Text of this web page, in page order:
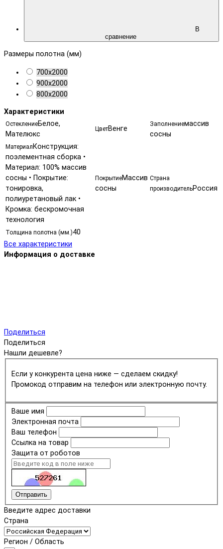
В
сравнение
Размеры полотна (мм)
700х2000
900х2000
800х2000
Характеристики
ОстеклениеБелое,
Мателюкс
ЦветВенге
Заполнениемассив
сосны
Материал Конструкция:
поэлементная сборка •
Материал: 100% массив
сосны • Покрытие:
тонировка,
полиуретановый лак •
Кромка: бескромочная
технология
ПокрытиеМассив
сосны
Страна
производительРоссия
Толщина полотна (мм.)40
Все характеристики
Информация о доставке
Поделиться
Поделиться
Нашли дешевле?
Если у конкурента цена ниже — сделаем скидку!
Промокод отправим на телефон или электронную почту.
Ваше имя
Электронная почта
Ваш телефон
Ссылка на товар
Защита от роботов
Отправить
Введите адрес доставки
Страна
Регион / Область